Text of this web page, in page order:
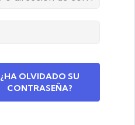
¿HA OLVIDADO SU
CONTRASEÑA?